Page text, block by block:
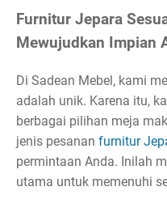
Furnitur Jepara
Mewujudkan Impian
Di Sadean Mebel, kami
adalah unik. Karena itu,
berbagai pilihan meja
jenis pesanan furnitur
permintaan Anda. Inilah
utama untuk memenuhi